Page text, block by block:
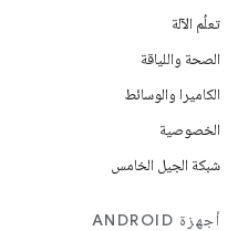
تعلُم الآلة
الصحة واللياقة
الكاميرا والوسائط
الخصوصية
شبكة الجيل الخامس
أجهزة ANDROID